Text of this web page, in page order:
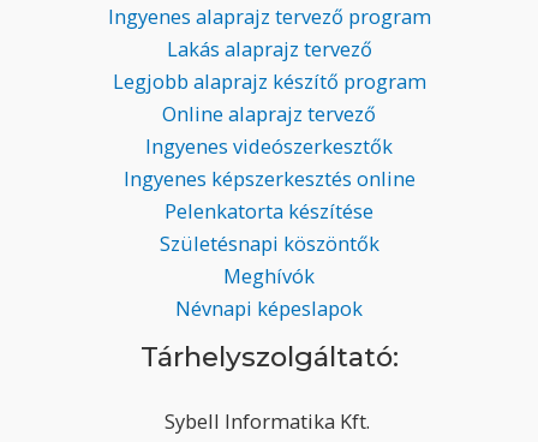
Ingyenes alaprajz tervező program
Lakás alaprajz tervező
Legjobb alaprajz készítő program
Online alaprajz tervező
Ingyenes videószerkesztők
Ingyenes képszerkesztés online
Pelenkatorta készítése
Születésnapi köszöntők
Meghívók
Névnapi képeslapok
Tárhelyszolgáltató:
Sybell Informatika Kft.